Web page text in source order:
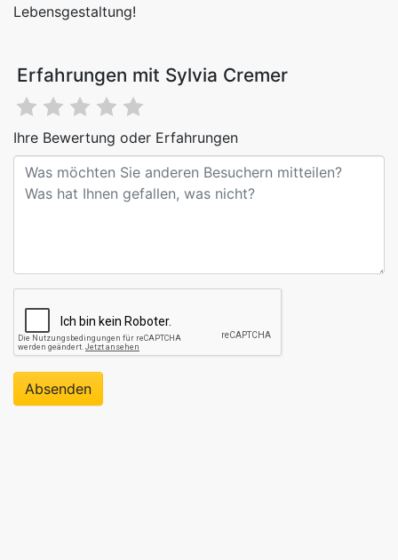
Lebensgestaltung!
Erfahrungen mit Sylvia Cremer
Ihre Bewertung oder Erfahrungen